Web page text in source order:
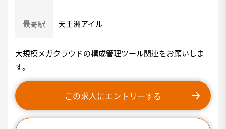
最寄駅 天王洲アイル
大規模メガクラウドの構成管理ツール関連をお願いしま
す。
この求人にエントリーする